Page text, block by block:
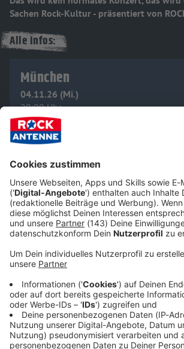
Sachen Rock-Kultur - präsentiert von
Alle Infos:
München
04.11.26 (Mi.)
20:00 Uhr
Kesselhaus
Lilienthalallee 37
80939 München
Tickets Anfahrt
Hier könnt ihr THE SISTERS OF
04.10.2026 (So), FRANKFURT, Baschkapp
05.10.2026 (Mo), KÖLN, E-Werk
07.10.2026 (Mi), MÜNSTER, Jovel Music Hall
08.10.2026 (Do), BRAUNSCHWEIG,
15.10.2026 (Do), HAMBURG, Docks